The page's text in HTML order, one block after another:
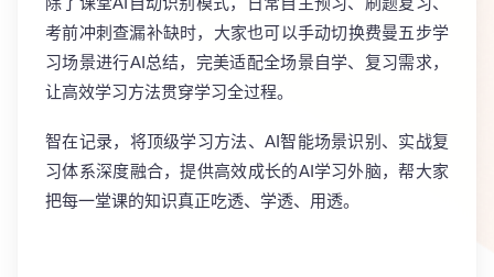
考前冲刺查漏补缺时，大家也可以手动切换费曼五步学
习场景进行AI总结，完美适配全场景自学、复习需求，
让高效学习方法贯穿学习全过程。
智在记录，将顶级学习方法、AI智能场景识别、实战复
习体系深度融合，提供高效成长的AI学习外脑，帮大家
把每一堂课的知识真正吃透、学透、用透。